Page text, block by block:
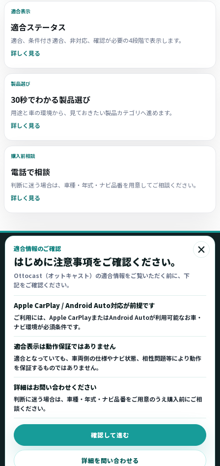
適合表示
適合ステータス
適合、条件付き適合、非対応、確認が必要の4段階で表示します。
詳しく見る
製品選び
30秒でわかる製品選び
用途と車の環境から、見ておきたい製品カテゴリへ進めます。
詳しく見る
購入前相談
電話で相談
判断に迷う場合は、車種・年式・ナビ品番を用意してご相談ください。
詳しく見る
×
適合情報のご確認
はじめに注意事項をご確認ください。
Ottocast（オットキャスト）の適合情報をご覧いただく前に、下
記をご確認ください。
Apple CarPlay / Android Auto対応が前提です
ご利用には、Apple CarPlayまたはAndroid Autoが利用可能なお車・
ナビ環境が必須条件です。
適合表示は動作保証ではありません
適合となっていても、車両側の仕様やナビ状態、相性問題等により動作
を保証するものではありません。
詳細はお問い合わせください
判断に迷う場合は、車種・年式・ナビ品番をご用意のうえ購入前にご相
談ください。
確認して進む
詳細を問い合わせる
Ottocast
オットキャスト
Ottocast正規販売代理店 Azgate株式会社
Ottocast（オットキャスト）の製品情報、車種適
合、サポート情報を日本国内向けに整理してご案内し
ます。
正規販売代理店 車種適合情報 国内サポート窓口
製品を探す
製品一覧
車種適合を確認
用途から製品を選ぶ
取扱店舗・購入先
弊社販売ストアへ
Q&A・症状別サポート
起動不良復旧サービス